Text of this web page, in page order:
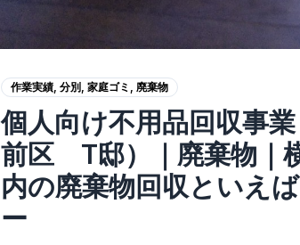
作業実績, 分別 , 家庭ゴミ , 廃棄物
個人向け不用品回収事
前区 T邸）｜廃棄物｜
内の廃棄物回収といえ
ー